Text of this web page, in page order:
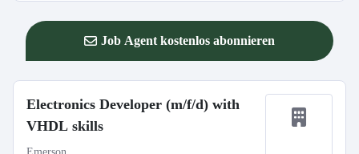
Job Agent kostenlos abonnieren
Electronics Developer (m/f/d) with
VHDL skills